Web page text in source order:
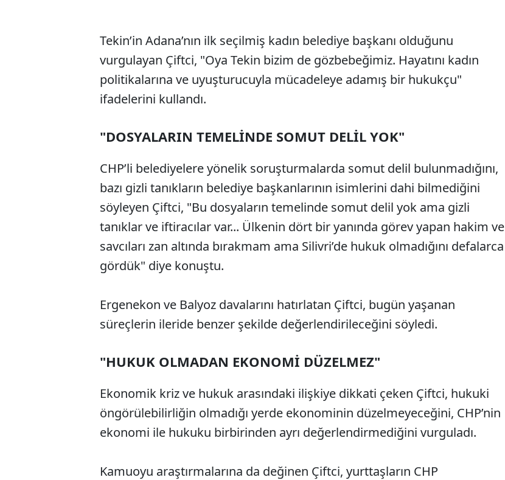
Tekin’in Adana’nın ilk seçilmiş kadın belediye başkanı olduğunu
vurgulayan Çiftci, "Oya Tekin bizim de gözbebeğimiz. Hayatını kadın
politikalarına ve uyuşturucuyla mücadeleye adamış bir hukukçu"
ifadelerini kullandı.
"DOSYALARIN TEMELİNDE SOMUT DELİL YOK"
CHP’li belediyelere yönelik soruşturmalarda somut delil bulunmadığını,
bazı gizli tanıkların belediye başkanlarının isimlerini dahi bilmediğini
söyleyen Çiftci, "Bu dosyaların temelinde somut delil yok ama gizli
tanıklar ve iftiracılar var... Ülkenin dört bir yanında görev yapan hakim ve
savcıları zan altında bırakmam ama Silivri’de hukuk olmadığını defalarca
gördük" diye konuştu.
Ergenekon ve Balyoz davalarını hatırlatan Çiftci, bugün yaşanan
süreçlerin ileride benzer şekilde değerlendirileceğini söyledi.
"HUKUK OLMADAN EKONOMİ DÜZELMEZ"
Ekonomik kriz ve hukuk arasındaki ilişkiye dikkati çeken Çiftci, hukuki
öngörülebilirliğin olmadığı yerde ekonominin düzelmeyeceğini, CHP’nin
ekonomi ile hukuku birbirinden ayrı değerlendirmediğini vurguladı.
Kamuoyu araştırmalarına da değinen Çiftci, yurttaşların CHP